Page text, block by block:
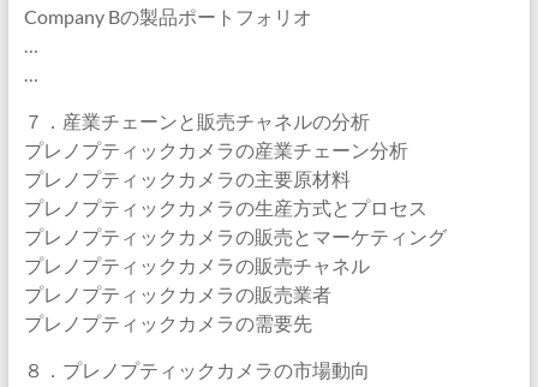
Company Bの製品ポートフォリオ
…
…
７．産業チェーンと販売チャネルの分析
プレノプティックカメラの産業チェーン分析
プレノプティックカメラの主要原材料
プレノプティックカメラの生産方式とプロセス
プレノプティックカメラの販売とマーケティング
プレノプティックカメラの販売チャネル
プレノプティックカメラの販売業者
プレノプティックカメラの需要先
８．プレノプティックカメラの市場動向